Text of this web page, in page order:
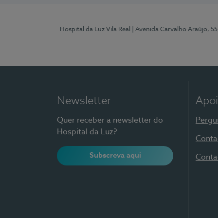
Hospital da Luz Vila Real | Avenida Carvalho Araújo,
Newsletter
Quer receber a newsletter do
Hospital da Luz?
Subscreva aqui